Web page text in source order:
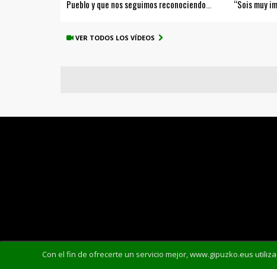
Pueblo y que nos seguimos reconociendo
“Sois muy
VER TODOS LOS VÍDEOS
Con el fin de ofrecerte un servicio mejor, www.gipuzko.eus